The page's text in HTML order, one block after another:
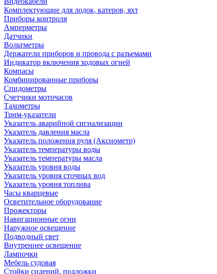
Комплектующие для лодок, катеров, яхт
Приборы контроля
Амперметры
Датчики
Вольтметры
Держатели приборов и провода с разъемами
Индикатор включения ходовых огней
Компасы
Комбинированные приборы
Спидометры
Счетчики моточасов
Тахометры
Трим-указатели
Указатель аварийной сигнализации
Указатель давления масла
Указатель положения руля (Аксиометр)
Указатель температуры воды
Указатель температуры масла
Указатель уровня воды
Указатель уровня сточных вод
Указатель уровня топлива
Часы кварцевые
Осветительное оборудование
Прожекторы
Навигационные огни
Наружное освещение
Подводный свет
Внутреннее освещение
Лампочки
Мебель судовая
Стойки сидений, подложки